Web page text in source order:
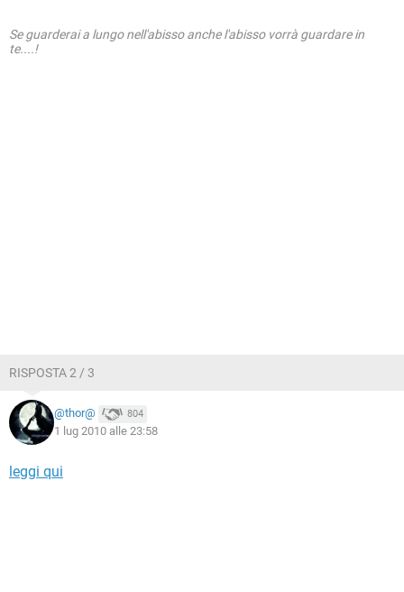
Se guarderai a lungo nell'abisso anche l'abisso vorrà guardare in
te....!
RISPOSTA 2 / 3
@thor@ 804
1 lug 2010 alle 23:58
leggi qui